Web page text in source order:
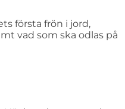
första frön i jord,
vad som ska odlas på